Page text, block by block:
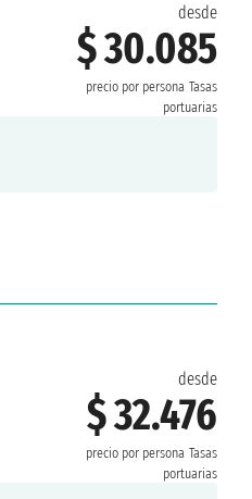
desde
$ 30.085
precio por persona Tasas
portuarias
desde
$ 32.476
precio por persona Tasas
portuarias